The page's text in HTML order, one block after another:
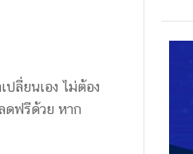
ลี่ยนเอง ไม่ต้อง
ฟรีด้วย หาก